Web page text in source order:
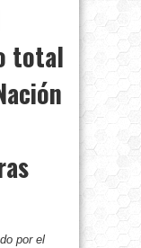
total
por el